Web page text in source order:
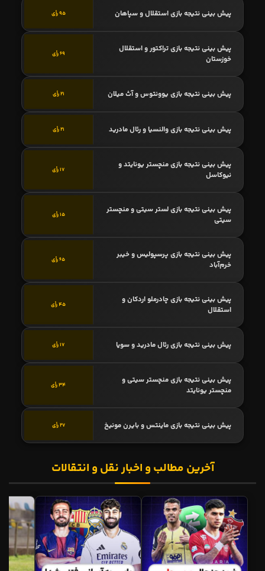
پیش بینی نتیجه بازی استقلال و سپاهان 95 رأی
پیش بینی نتیجه بازی تراکتور و استقلال
خوزستان
69 رأی
پیش بینی نتیجه بازی یوونتوس و آث میلان 21 رأی
پیش بینی نتیجه بازی والنسیا و رئال مادرید 21 رأی
پیش بینی نتیجه بازی منچستر یونایتد و
نیوکاسل
17 رأی
پیش بینی نتیجه بازی لستر سیتی و منچستر
سیتی
15 رأی
پیش بینی نتیجه بازی پرسپولیس و خیبر
خرم‌آباد
65 رأی
پیش بینی نتیجه بازی چادرملو اردکان و
استقلال
45 رأی
پیش بینی نتیجه بازی رئال مادرید و سویا 17 رأی
پیش بینی نتیجه بازی منچستر سیتی و
منچستر یونایتد
34 رأی
پیش بینی نتیجه بازی ماینتس و بایرن مونیخ 27 رأی
آخرین مطالب و اخبار نقل و انتقالات